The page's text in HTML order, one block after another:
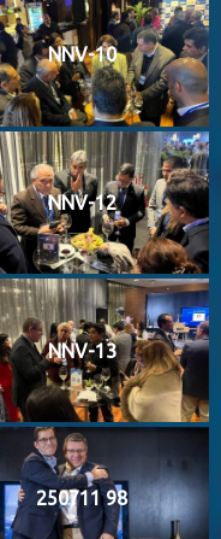
NNV-10
NNV-12
NNV-13
250711 98